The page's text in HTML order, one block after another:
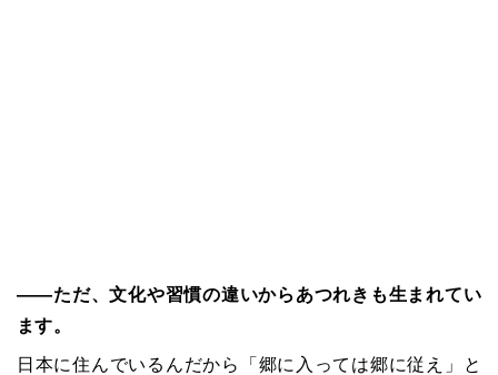
――ただ、文化や習慣の違いからあつれきも生まれてい
ます。
日本に住んでいるんだから「郷に入っては郷に従え」と